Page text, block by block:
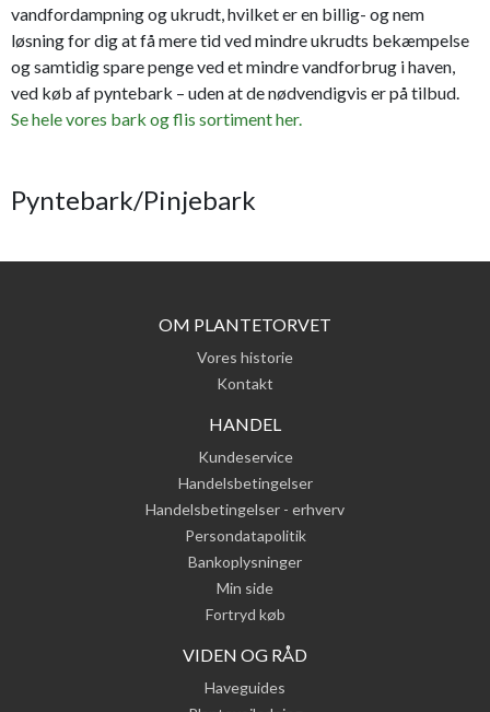
vandfordampning og ukrudt, hvilket er en billig- og nem
løsning for dig at få mere tid ved mindre ukrudts bekæmpelse
og samtidig spare penge ved et mindre vandforbrug i haven,
ved køb af pyntebark – uden at de nødvendigvis er på tilbud.
Se hele vores bark og flis sortiment her.
Pyntebark/Pinjebark
OM PLANTETORVET
Vores historie
Kontakt
HANDEL
Kundeservice
Handelsbetingelser
Handelsbetingelser - erhverv
Persondatapolitik
Bankoplysninger
Min side
Fortryd køb
VIDEN OG RÅD
Haveguides